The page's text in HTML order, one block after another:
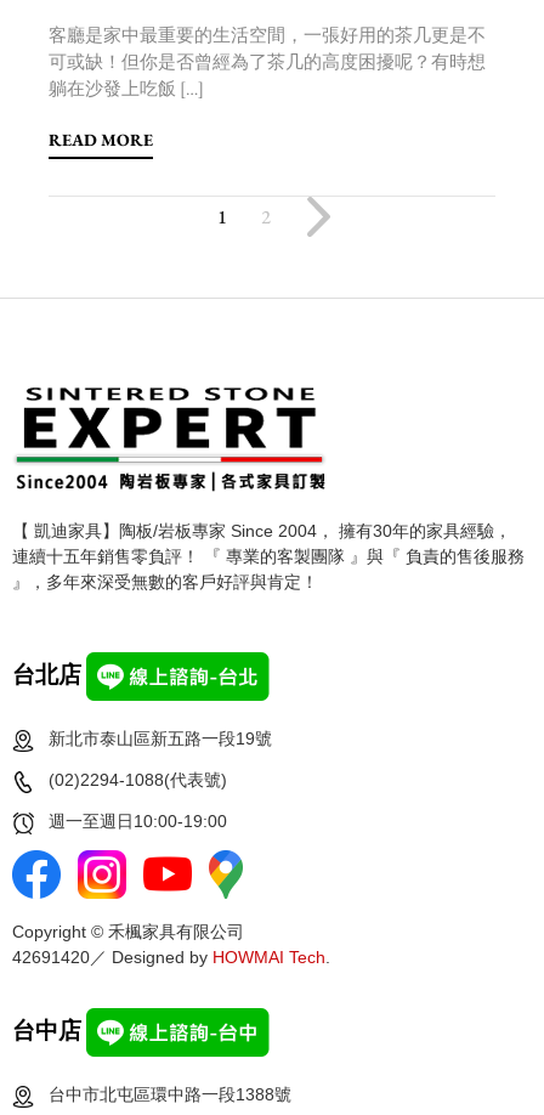
客廳是家中最重要的生活空間，一張好用的茶几更是不
可或缺！但你是否曾經為了茶几的高度困擾呢？有時想
躺在沙發上吃飯 […]
READ MORE
1 2
【 凱迪家具】陶板/岩板專家 Since 2004， 擁有30年的家具經驗，
連續十五年銷售零負評！ 『 專業的客製團隊 』與『 負責的售後服務
』，多年來深受無數的客戶好評與肯定！
台北店
新北市泰山區新五路一段19號
(02)2294-1088(代表號)
週一至週日10:00-19:00
Copyright © 禾楓家具有限公司
42691420／ Designed by HOWMAI Tech.
台中店
台中市北屯區環中路一段1388號